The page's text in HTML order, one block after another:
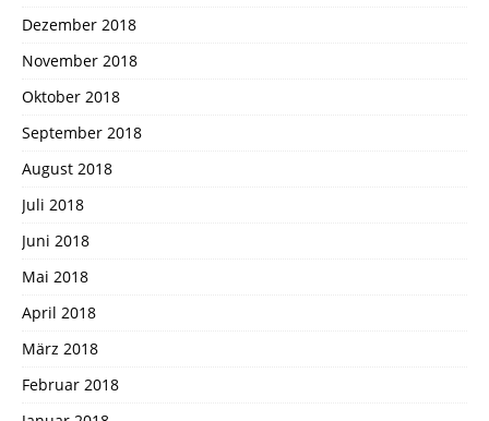
Dezember 2018
November 2018
Oktober 2018
September 2018
August 2018
Juli 2018
Juni 2018
Mai 2018
April 2018
März 2018
Februar 2018